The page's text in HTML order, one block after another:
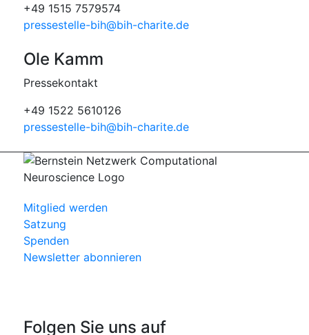
+49 1515 7579574
pressestelle-bih@bih-charite.de
Ole Kamm
Pressekontakt
+49 1522 5610126
pressestelle-bih@bih-charite.de
Mitglied werden
Satzung
Spenden
Newsletter abonnieren
Folgen Sie uns auf